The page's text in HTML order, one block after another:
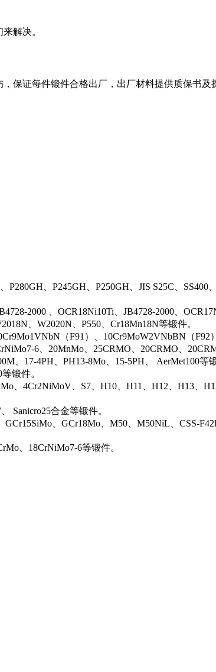
解决。
保证每件锻件合格出厂，出厂材料提供质保书及
、P245GH、P250GH、JIS S25C、SS400
2000 、OCR18Ni10Ti、JB4728-2000、
、W2020N、P550、Cr18Mn18N等锻件。
（F91）、10Cr9MoW2VNbBN（F92
6、20MnMo、25CRMO、20CRMO、
、17-4PH、PH13-8Mo、15-5PH、 AerMet100等
锻件。
、4Cr2NiMoV、S7、H10、H11、H12、H13、
Sanicro25合金等锻件。
、GCr18Mo、M50、M50NiL、CSS-
、18CrNiMo7-6等锻件。